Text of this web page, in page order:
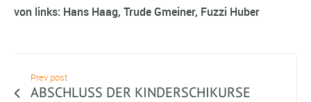
von links: Hans Haag, Trude Gmeiner, Fuzzi Huber
Prev post
ABSCHLUSS DER KINDERSCHIKURSE